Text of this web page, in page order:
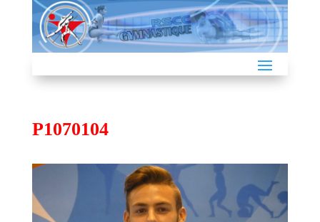
P1070104